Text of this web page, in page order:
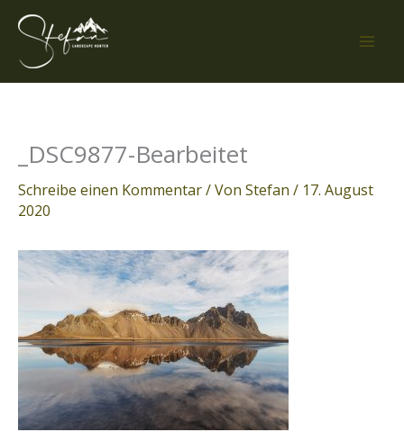
Zum
Inhalt
springen
_DSC9877-Bearbeitet
Schreibe einen Kommentar/ Von Stefan / 17. August
2020